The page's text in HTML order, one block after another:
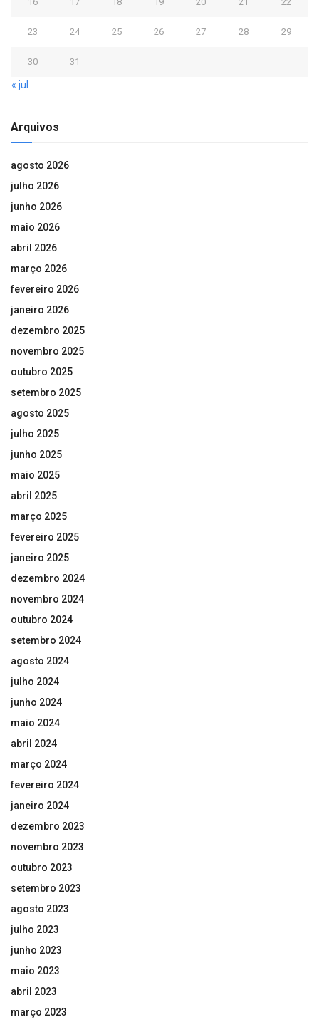
23 24 25 26 27 28 29
30 31
« jul
Arquivos
agosto 2026
julho 2026
junho 2026
maio 2026
abril 2026
março 2026
fevereiro 2026
janeiro 2026
dezembro 2025
novembro 2025
outubro 2025
setembro 2025
agosto 2025
julho 2025
junho 2025
maio 2025
abril 2025
março 2025
fevereiro 2025
janeiro 2025
dezembro 2024
novembro 2024
outubro 2024
setembro 2024
agosto 2024
julho 2024
junho 2024
maio 2024
abril 2024
março 2024
fevereiro 2024
janeiro 2024
dezembro 2023
novembro 2023
outubro 2023
setembro 2023
agosto 2023
julho 2023
junho 2023
maio 2023
abril 2023
março 2023